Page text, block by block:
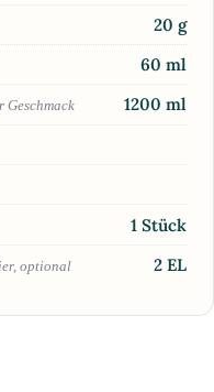
20 g
60 ml
Geschmack 1200 ml
1 Stück
optional 2 EL